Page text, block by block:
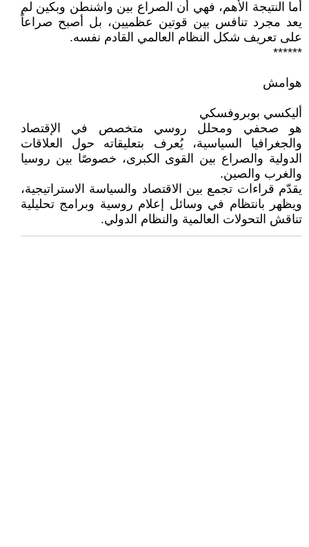
أما النتيجة الأهم، فهي أن الصراع بين واشنطن وبكين لم
يعد مجرد تنافس بين قوتين عظميين، بل أصبح صراعاً
على تعريف شكل النظام العالمي القادم نفسه.
******
هوامش
أليكسي بوبروفسكي
هو صحفي ومحلل روسي متخصص في الإقتصاد
والجغرافيا السياسية، يُعرف بتعليقاته حول العلاقات
الدولية والصراع بين القوى الكبرى، خصوصًا بين روسيا
والغرب والصين.
يقدّم قراءات تجمع بين الاقتصاد والسياسة الاستراتيجية،
ويظهر بانتظام في وسائل إعلام روسية وبرامج تحليلية
تناقش التحولات العالمية والنظام الدولي.